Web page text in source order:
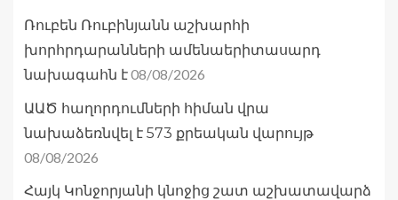
Ռուբեն Ռուբինյանն աշխարհի
խորհրդարանների ամենաերիտասարդ
նախագահն է08/08/2026
ԱԱԾ հաղորդումների հիման վրա
նախաձեռնվել է 573 քրեական վարույթ
08/08/2026
Հայկ Կոնջորյանի կնոջից շատ աշխատավարձ